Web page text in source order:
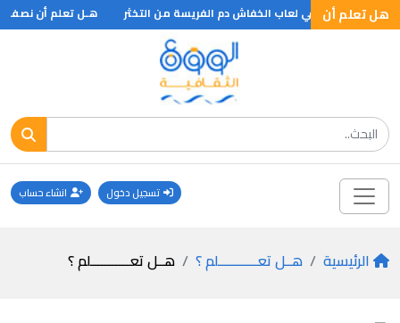
هل تعلم أن
كيميائي يوجد في لعاب الخفاش دم الفريسة من التخثر هـل تعلم أن نصف
تسجيل دخول انشاء حساب
الرئيسية هــل تعـــــــــــلم ؟ هــل تعـــــــــــلم ؟